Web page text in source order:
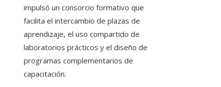
impulsó un consorcio formativo que
facilita el intercambio de plazas de
aprendizaje, el uso compartido de
laboratorios prácticos y el diseño de
programas complementarios de
capacitación.